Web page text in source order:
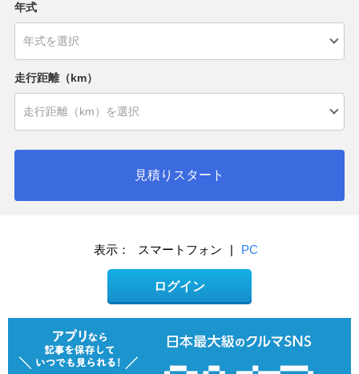
年式
走行距離（km）
見積りスタート
表示： スマートフォン | PC
ログイン